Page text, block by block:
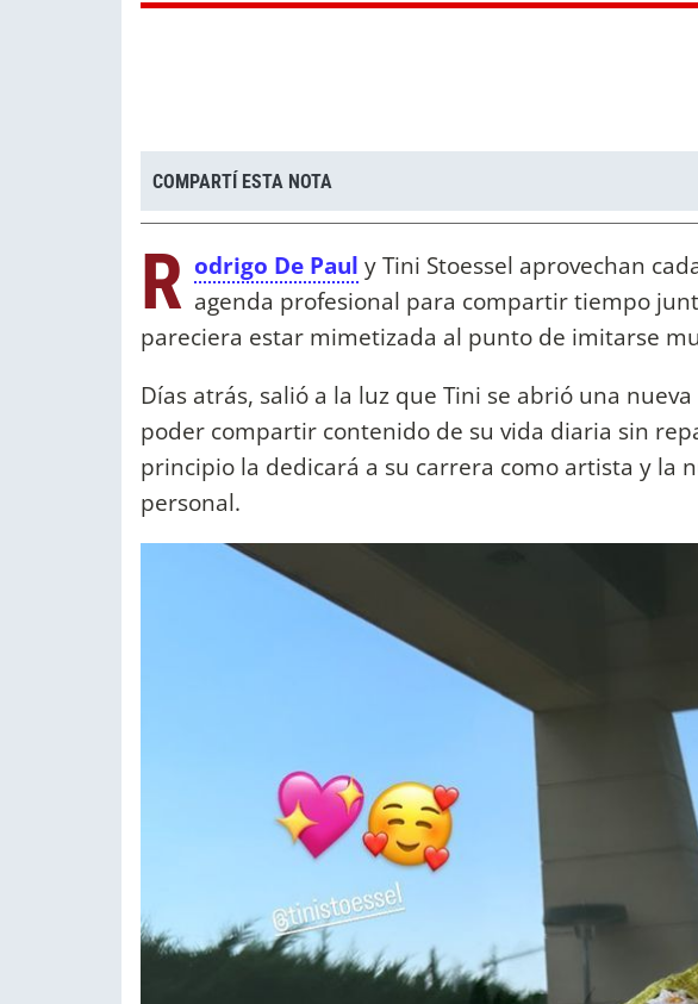
COMPARTÍ ESTA NOTA
R odrigo De Paul y Tini Stoessel aprovechan
agenda profesional para compartir tiempo
pareciera estar mimetizada al punto de imitarse
Días atrás, salió a la luz que Tini se abrió una
poder compartir contenido de su vida diaria sin
principio la dedicará a su carrera como artista y la
personal.